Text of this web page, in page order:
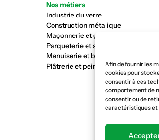
Afin de fournir les
cookies pour
consentir à ces
comportement de
consentir ou de
caractéristiques et
Nos métiers
Industrie du verre
Construction métalique
Maçonnerie et génie civil
Parqueterie et sols
Menuiserie et bois
Plâtrerie et peinture